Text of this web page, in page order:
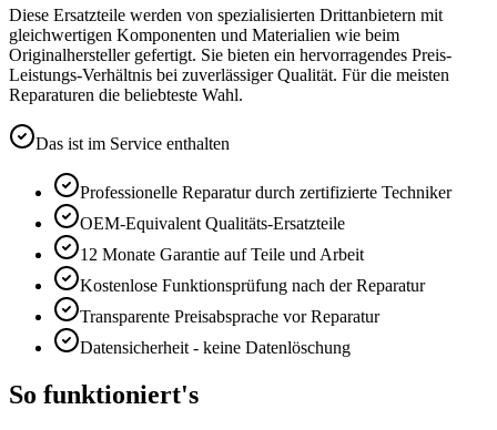
Diese Ersatzteile werden von spezialisierten Drittanbietern mit
gleichwertigen Komponenten und Materialien wie beim
Originalhersteller gefertigt. Sie bieten ein hervorragendes Preis-
Leistungs-Verhältnis bei zuverlässiger Qualität. Für die meisten
Reparaturen die beliebteste Wahl.
Das ist im Service enthalten
Professionelle Reparatur durch zertifizierte Techniker
OEM-Equivalent Qualitäts-Ersatzteile
12 Monate Garantie auf Teile und Arbeit
Kostenlose Funktionsprüfung nach der Reparatur
Transparente Preisabsprache vor Reparatur
Datensicherheit - keine Datenlöschung
So funktioniert's